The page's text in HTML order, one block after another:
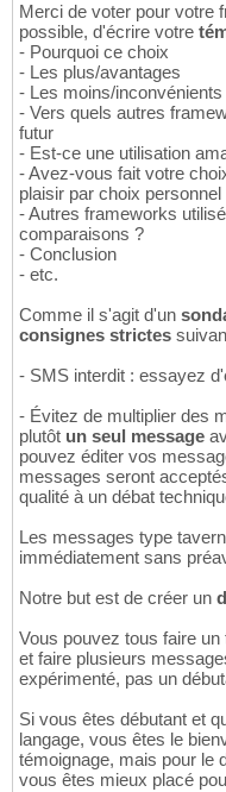
Merci de voter pour votre
possible, d'écrire votre
- Pourquoi ce choix
- Les plus/avantages
- Les moins/inconvénients
- Vers quels autres
futur
- Est-ce une utilisation
- Avez-vous fait votre
plaisir par choix personnel
- Autres frameworks
comparaisons ?
- Conclusion
- etc.
Comme il s'agit d'un
consignes strictes
- SMS interdit : essayez
- Évitez de multiplier des
plutôt un seul message
pouvez éditer vos
messages seront
qualité à un débat
Les messages type
immédiatement sans
Notre but est de créer un
Vous pouvez tous faire
et faire plusieurs
expérimenté, pas un
Si vous êtes débutant et
langage, vous êtes le
témoignage, mais pour le
vous êtes mieux placé